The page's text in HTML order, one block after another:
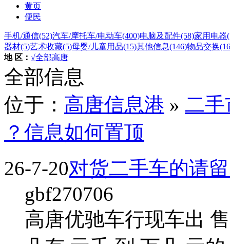
黄页
便民
手机/通信(52)汽车/摩托车/电动车(400)电脑及配件(58)家用电器
器材(5)艺术收藏(5)母婴/儿童用品(15)其他信息(146)物品交换
地 区： √全部高唐
全部信息
位于： 高唐信息港 » 二
？信息如何置顶
26-7-20对货二手车的请
gbf270706
高唐优驰车行现车出